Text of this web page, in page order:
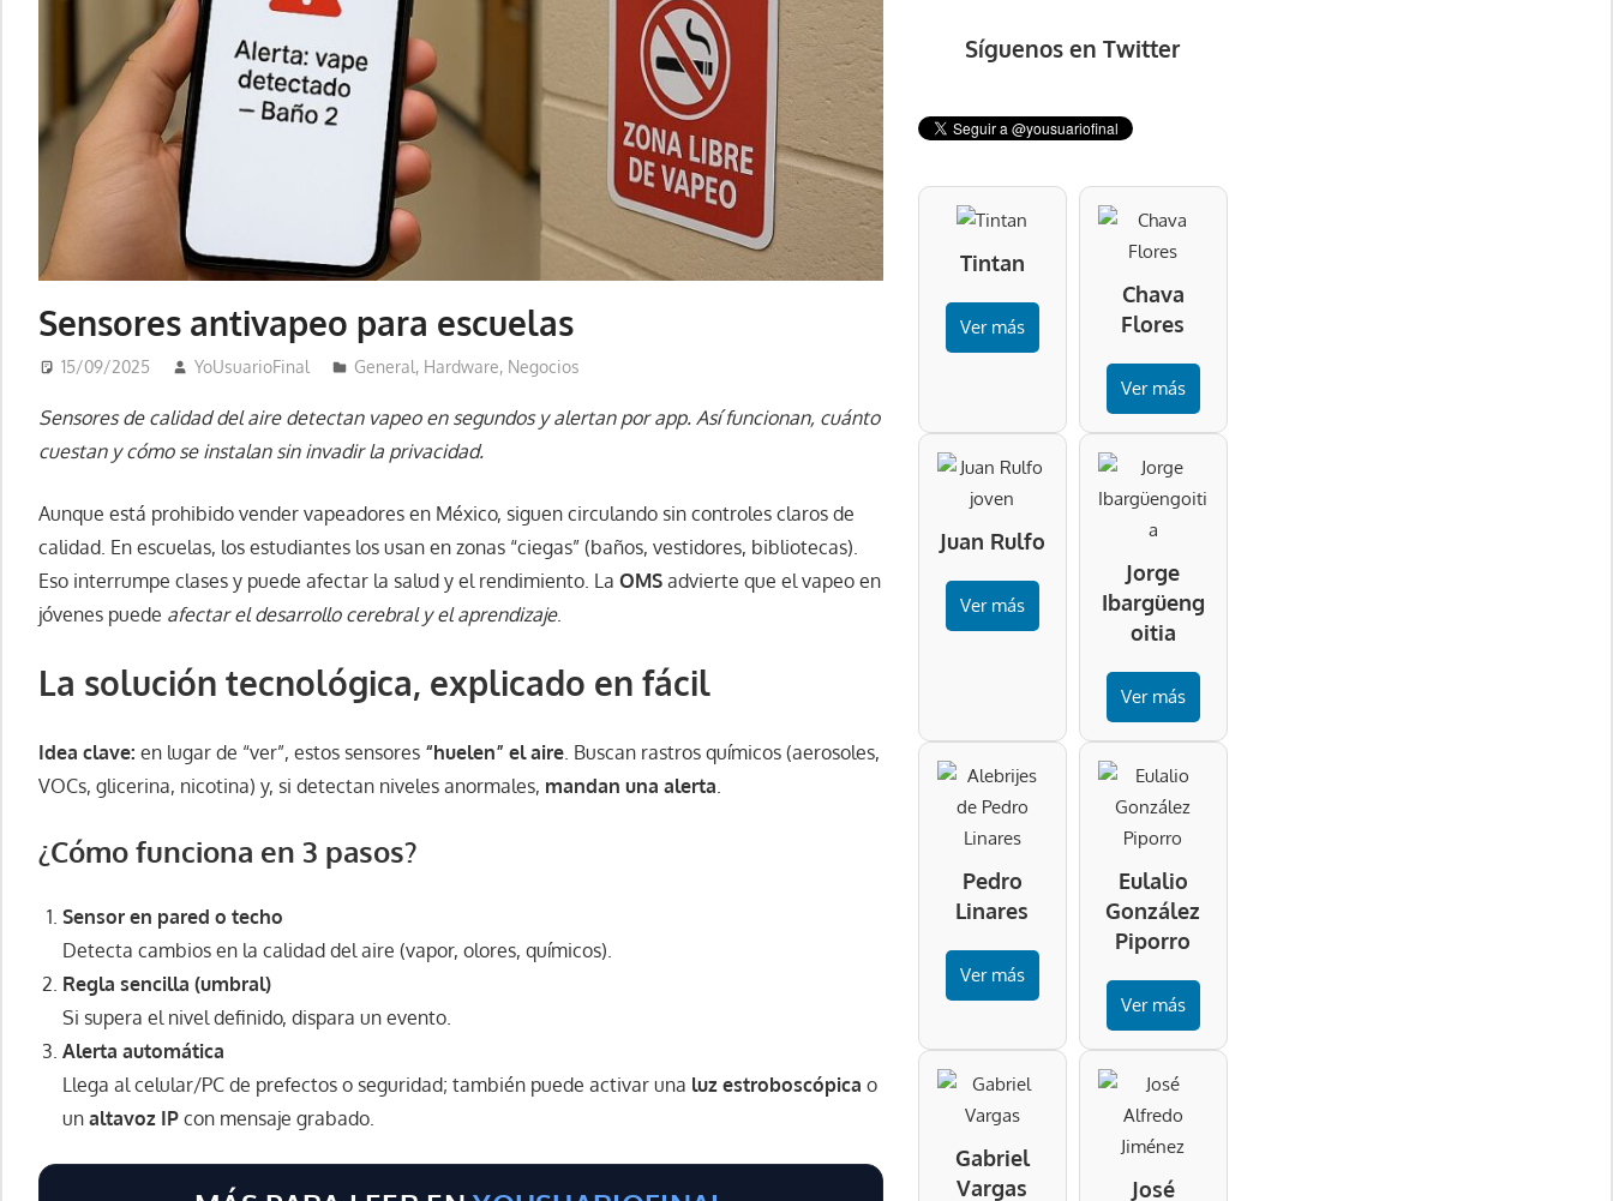
Sensores antivapeo para escuelas
15/09/2025 YoUsuarioFinal General, Hardware, Negocios
Sensores de calidad del aire detectan vapeo en segundos y alertan por app. Así funcionan, cuánto
cuestan y cómo se instalan sin invadir la privacidad.
Aunque está prohibido vender vapeadores en México, siguen circulando sin controles claros de
calidad. En escuelas, los estudiantes los usan en zonas “ciegas” (baños, vestidores, bibliotecas).
Eso interrumpe clases y puede afectar la salud y el rendimiento. La OMS advierte que el vapeo en
jóvenes puede afectar el desarrollo cerebral y el aprendizaje.
La solución tecnológica, explicado en fácil
Idea clave: en lugar de “ver”, estos sensores “huelen” el aire. Buscan rastros químicos (aerosoles,
VOCs, glicerina, nicotina) y, si detectan niveles anormales, mandan una alerta.
¿Cómo funciona en 3 pasos?
Sensor en pared o techo
Detecta cambios en la calidad del aire (vapor, olores, químicos).
Regla sencilla (umbral)
Si supera el nivel definido, dispara un evento.
Alerta automática
Llega al celular/PC de prefectos o seguridad; también puede activar una luz estroboscópica o
un altavoz IP con mensaje grabado.
Síguenos en Twitter
Tintan
Ver más
Chava
Flores
Ver más
Juan Rulfo
Ver más
Jorge
Ibargüeng
oitia
Ver más
Pedro
Linares
Ver más
Eulalio
González
Piporro
Ver más
Gabriel
Vargas
José